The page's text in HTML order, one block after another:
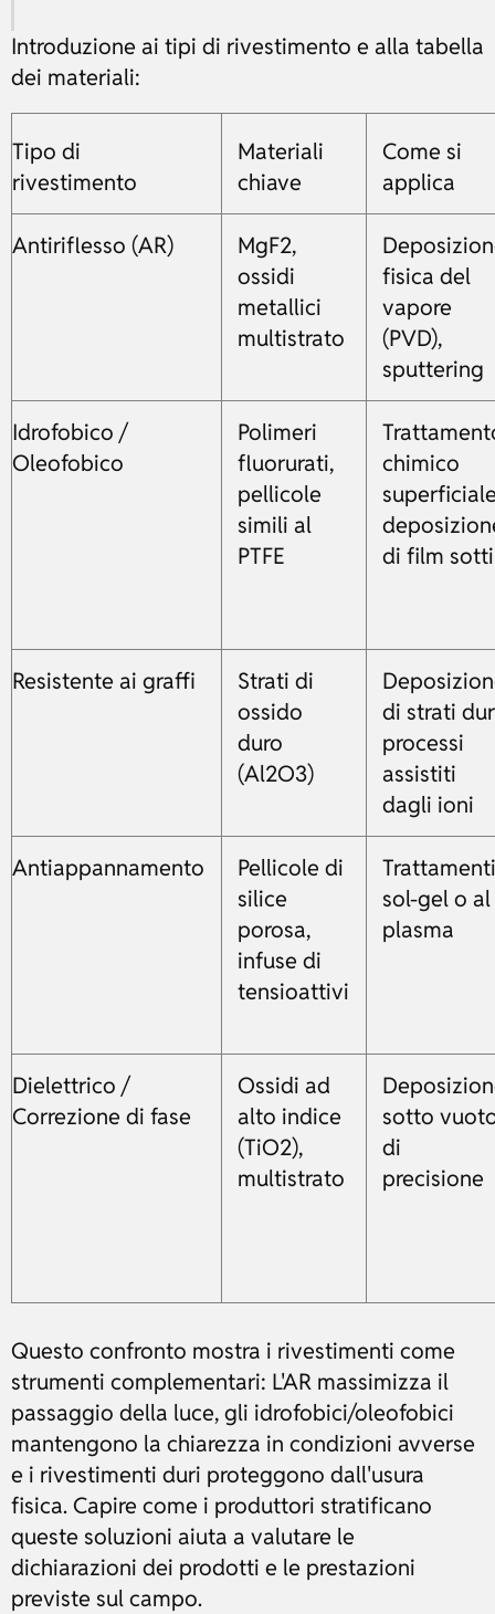
Introduzione ai tipi di rivestimento e alla tabella
dei materiali:
Tipo di
rivestimento
Materiali
chiave
Come si
applica
Antiriflesso (AR)
MgF2,
ossidi
metallici
multistrato
fisica del
vapore
(PVD),
sputtering
Idrofobico /
Oleofobico
Polimeri
fluorurati,
pellicole
simili al
PTFE
chimico
di film
Resistente ai graffi
Strati di
ossido
duro
(Al2O3)
di strati
processi
assistiti
dagli ioni
Antiappannamento
Pellicole di
silice
porosa,
infuse di
tensioattivi
sol-gel o al
plasma
Dielettrico /
Correzione di fase
Ossidi ad
alto indice
(TiO2),
multistrato
sotto
di
precisione
Questo confronto mostra i rivestimenti come
strumenti complementari: L'AR massimizza il
passaggio della luce, gli idrofobici/oleofobici
mantengono la chiarezza in condizioni avverse
e i rivestimenti duri proteggono dall'usura
fisica. Capire come i produttori stratificano
queste soluzioni aiuta a valutare le
dichiarazioni dei prodotti e le prestazioni
previste sul campo.